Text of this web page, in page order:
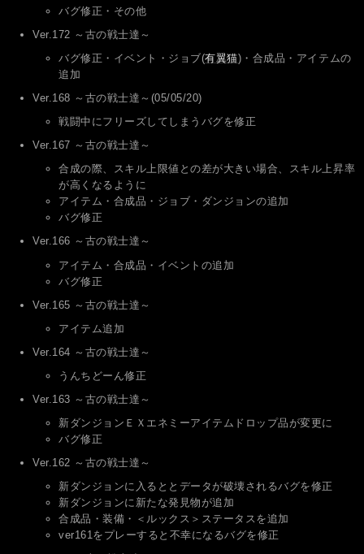
バグ修正・その他
Ver.172 ～古の戦士達～
バグ修正・イベント・ジョブ(有翼猫)・合成品・アイテムの
追加
Ver.168 ～古の戦士達～(05/05/20)
戦闘中にフリーズしてしまうバグを修正
Ver.167 ～古の戦士達～
合成の際、スキル上限値との差が大きい場合、スキル上昇率
が高くなるように
アイテム・合成品・ジョブ・ダンジョンの追加
バグ修正
Ver.166 ～古の戦士達～
アイテム・合成品・イベントの追加
バグ修正
Ver.165 ～古の戦士達～
アイテム追加
Ver.164 ～古の戦士達～
うんちどーん修正
Ver.163 ～古の戦士達～
新ダンジョンＥＸエネミーアイテムドロップ品が変更に
バグ修正
Ver.162 ～古の戦士達～
新ダンジョンに入るととデータが破壊されるバグを修正
新ダンジョンに新たな発見物が追加
合成品・装備・＜ルックス＞ステータスを追加
ver161をプレーすると不幸になるバグを修正